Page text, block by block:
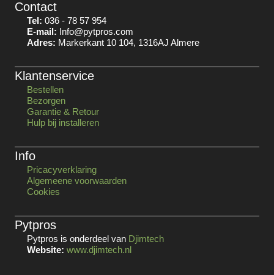
Contact
Tel: 036 - 78 57 954
E-mail: Info@pytpros.com
Adres: Markerkant 10 104, 1316AJ Almere
Klantenservice
Bestellen
Bezorgen
Garantie & Retour
Hulp bij installeren
Info
Pricacyverklaring
Algemeene voorwaarden
Cookies
Pytpros
Pytpros is onderdeel van Djimtech
Website: www.djimtech.nl